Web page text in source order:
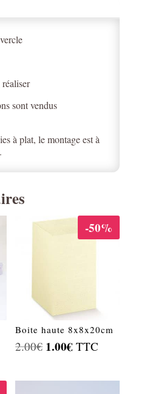
sont vendus
à plat, le montage est à
-50%
Boite haute 8x8x20cm
2.00€ Le
initial
1.00€ Le
actuel
TTC